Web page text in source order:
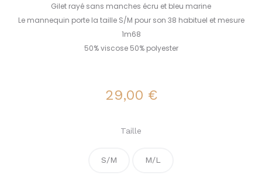
Gilet rayé sans manches écru et bleu marine
Le mannequin porte la taille S/M pour son 38 habituel et mesure
1m68
50% viscose 50% polyester
29,00 €
Taille
S/M M/L